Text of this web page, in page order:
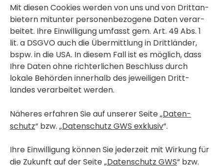
Mit diesen Cookies werden von uns und von Dritt­an­
bie­tern mitunter perso­nen­be­zo­gene Daten verar­
beitet. Ihre Einwil­li­gung umfasst gem. Art. 49 Abs. 1
lit. a DSGVO auch die Übermitt­lung in Dritt­länder,
bspw. in die USA. In diesem Fall ist es möglich, dass
Ihre Daten ohne rich­ter­li­chen Beschluss durch
lokale Behörden inner­halb des jewei­ligen Dritt­
landes verar­beitet werden.
Näheres erfahren Sie auf unserer Seite „Daten­
schutz“ bzw. „Daten­schutz GWS exklusiv“.
Ihre Einwil­li­gung können Sie jeder­zeit mit Wirkung für
die Zukunft auf der Seite „Daten­schutz GWS“ bzw.
oder ausblenden
< Kurz­fristig bezieh­bare Wohnungen
< Wohn­pro­jekte in Bau
Fried­rich-Ritter-Weg 10 / 18